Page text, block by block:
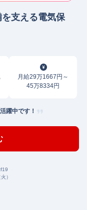
を支える電気保
月給29万1667円～
45万8334円
躍中です！
）